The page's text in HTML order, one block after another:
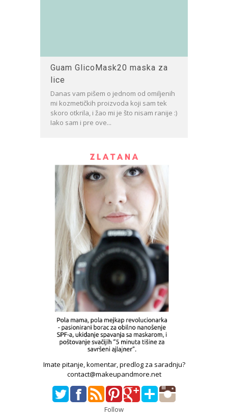
Guam GlicoMask20 maska za
lice
Danas vam pišem o jednom od omiljenih
mi kozmetičkih proizvoda koji sam tek
skoro otkrila, i žao mi je što nisam ranije :)
Iako sam i pre ove...
Imate pitanje, komentar, predlog za saradnju?
contact@makeupandmore.net
Follow